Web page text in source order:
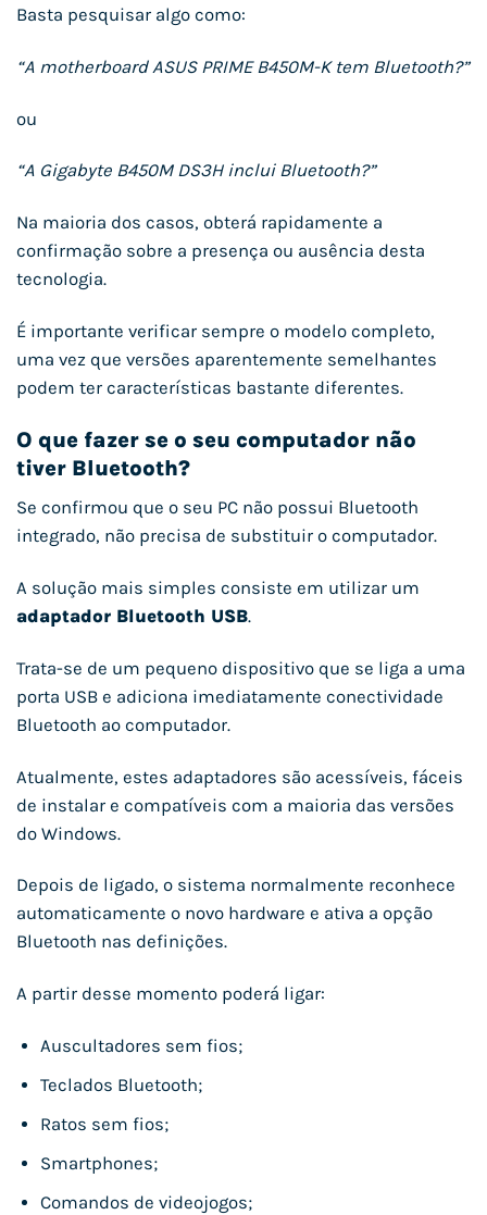
Basta pesquisar algo como:
“A motherboard ASUS PRIME B450M-K tem Bluetooth?”
ou
“A Gigabyte B450M DS3H inclui Bluetooth?”
Na maioria dos casos, obterá rapidamente a
confirmação sobre a presença ou ausência desta
tecnologia.
É importante verificar sempre o modelo completo,
uma vez que versões aparentemente semelhantes
podem ter características bastante diferentes.
O que fazer se o seu computador não
tiver Bluetooth?
Se confirmou que o seu PC não possui Bluetooth
integrado, não precisa de substituir o computador.
A solução mais simples consiste em utilizar um
adaptador Bluetooth USB.
Trata-se de um pequeno dispositivo que se liga a uma
porta USB e adiciona imediatamente conectividade
Bluetooth ao computador.
Atualmente, estes adaptadores são acessíveis, fáceis
de instalar e compatíveis com a maioria das versões
do Windows.
Depois de ligado, o sistema normalmente reconhece
automaticamente o novo hardware e ativa a opção
Bluetooth nas definições.
A partir desse momento poderá ligar:
Auscultadores sem fios;
Teclados Bluetooth;
Ratos sem fios;
Smartphones;
Comandos de videojogos;